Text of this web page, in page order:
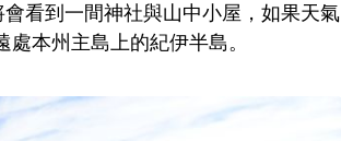
看到一間神社與山中小屋，如果天氣
本州主島上的紀伊半島。